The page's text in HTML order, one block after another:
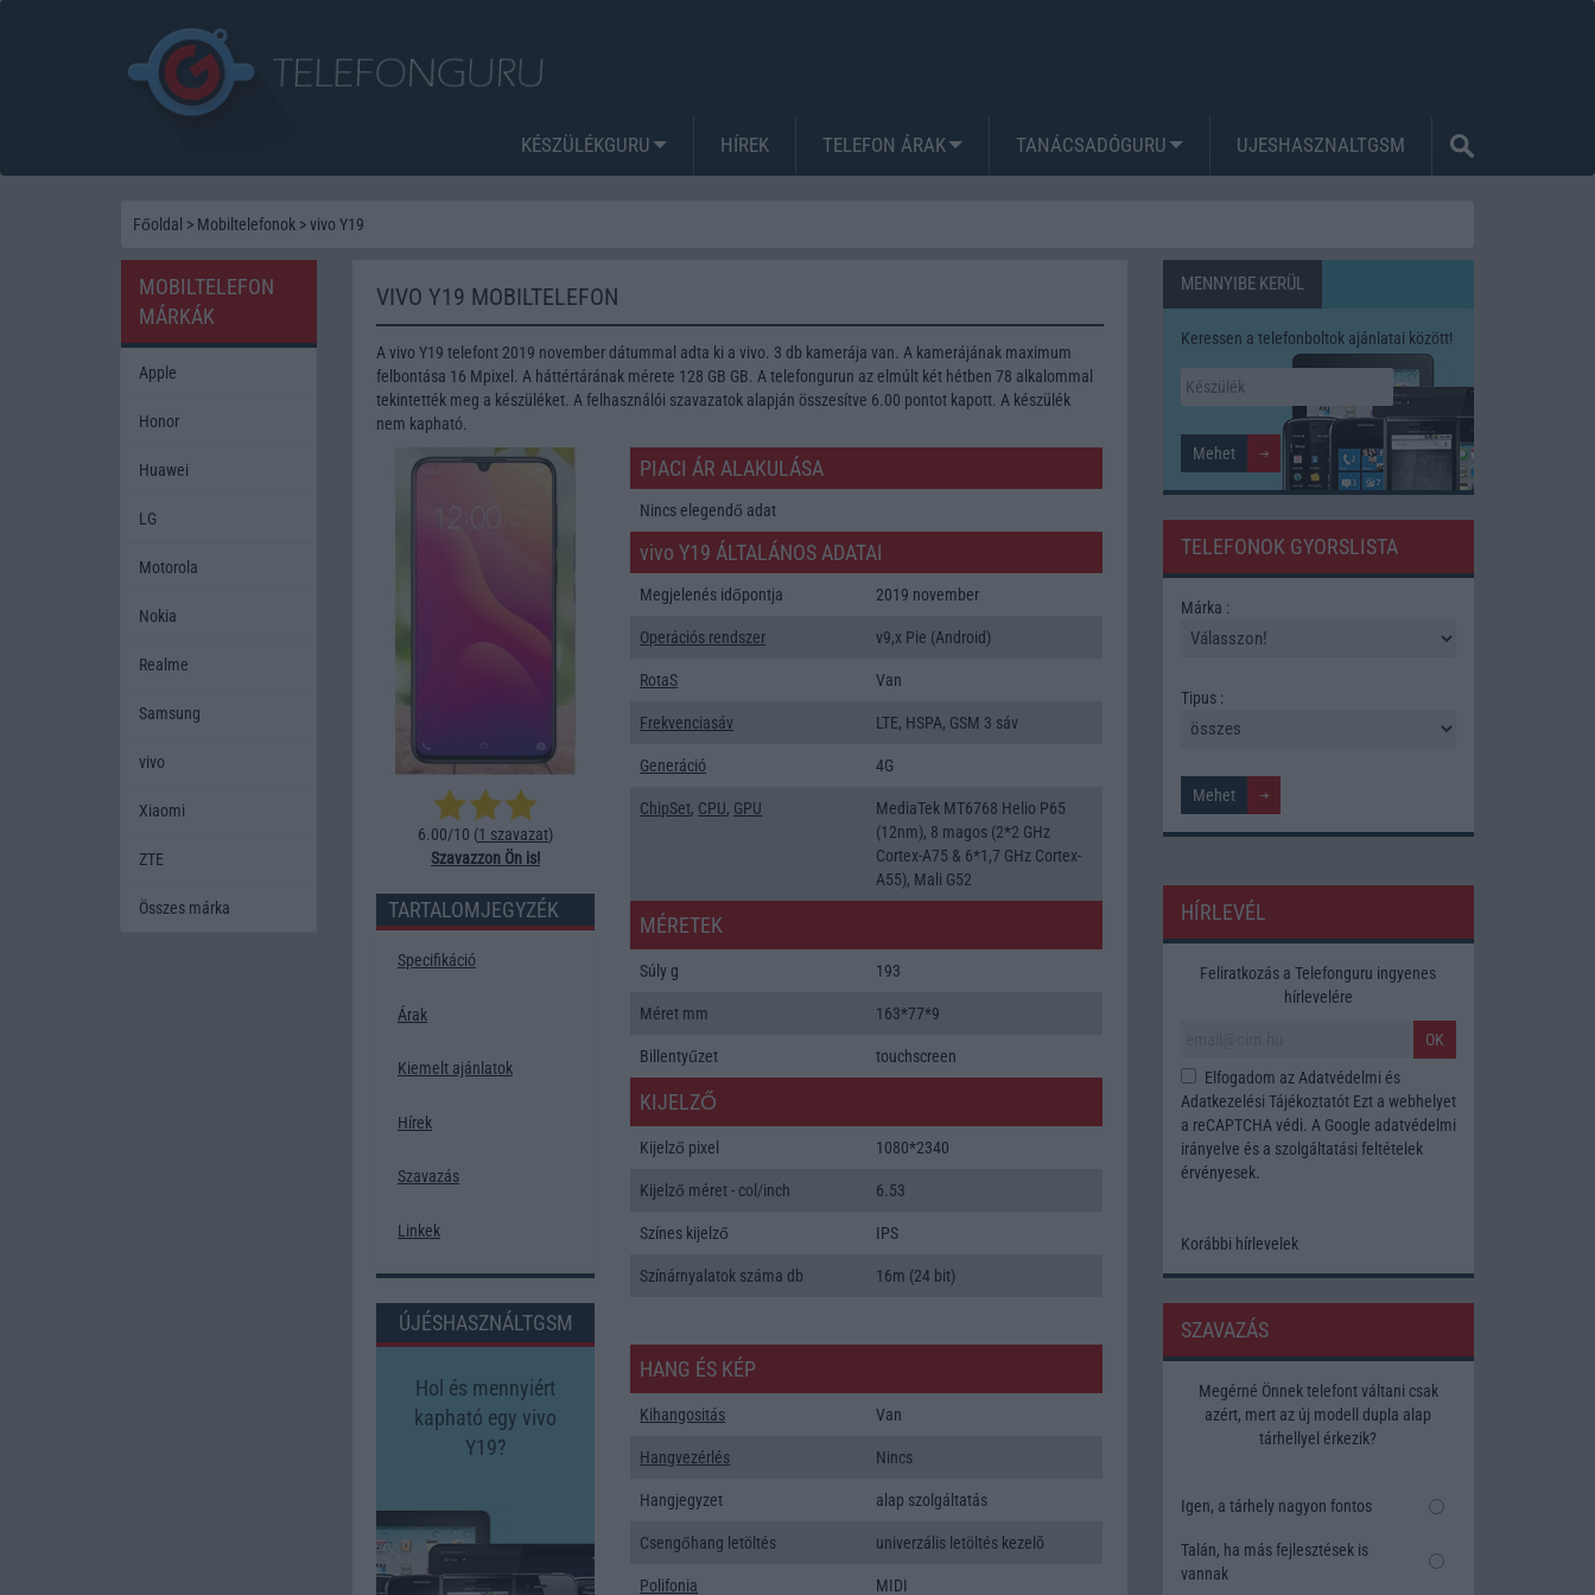
KÉSZÜLÉKGURU HÍREK TELEFON ÁRAK TANÁCSADÓGURU UJESHASZNALTGSM
Főoldal > Mobiltelefonok >vivo Y19
VIVO Y19 MOBILTELEFON
A vivo Y19 telefont 2019 november dátummal adta ki a vivo. 3 db kamerája van. A kamerájának maximum
felbontása 16 Mpixel. A háttértárának mérete 128 GB GB. A telefongurun az elmúlt két hétben 78 alkalommal
tekintették meg a készüléket. A felhasználói szavazatok alapján összesítve 6.00 pontot kapott. A készülék
nem kapható.
6.00/10 (1 szavazat)
Szavazzon Ön is!
TARTALOMJEGYZÉK
Specifikáció
Árak
Kiemelt ajánlatok
Hírek
Szavazás
Linkek
ÚJÉSHASZNÁLTGSM
Hol és mennyiért
kapható egy vivo
Y19?
PIACI ÁR ALAKULÁSA
Nincs elegendő adat
vivo Y19 ÁLTALÁNOS ADATAI
Megjelenés időpontja 2019 november
Operációs rendszer v9,x Pie (Android)
RotaS Van
Frekvenciasáv LTE, HSPA, GSM 3 sáv
Generáció 4G
ChipSet, CPU, GPU
MediaTek MT6768 Helio P65
(12nm), 8 magos (2*2 GHz
Cortex-A75 & 6*1,7 GHz Cortex-
A55), Mali G52
MÉRETEK
Súly g 193
Méret mm 163*77*9
Billentyűzet touchscreen
KIJELZŐ
Kijelző pixel 1080*2340
Kijelző méret - col/inch 6.53
Színes kijelző IPS
Színárnyalatok száma db 16m (24 bit)
HANG ÉS KÉP
Kihangositás Van
Hangvezérlés Nincs
Hangjegyzet alap szolgáltatás
Csengőhang letöltés univerzális letöltés kezelõ
Polifonia MIDI
MENNYIBE KERÜL
Keressen a telefonboltok ajánlatai között!
TELEFONOK GYORSLISTA
Márka :
Tipus :
HÍRLEVÉL
Feliratkozás a Telefonguru ingyenes
hírlevelére
OK
Elfogadom az Adatvédelmi és
Adatkezelési TájékoztatótEzt a webhelyet
a reCAPTCHA védi. A Google adatvédelmi
irányelve és a szolgáltatási feltételek
érvényesek.
Korábbi hírlevelek
SZAVAZÁS
Megérné Önnek telefont váltani csak
azért, mert az új modell dupla alap
tárhellyel érkezik?
Igen, a tárhely nagyon fontos
Talán, ha más fejlesztések is
vannak
MOBILTELEFON
MÁRKÁK
Apple
Honor
Huawei
LG
Motorola
Nokia
Realme
Samsung
vivo
Xiaomi
ZTE
Összes márka